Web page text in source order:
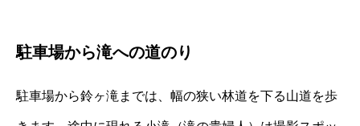
駐車場から滝への道のり
駐車場から鈴ヶ滝までは、幅の狭い林道を下る山道を歩